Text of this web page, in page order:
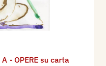
A - OPERE su carta